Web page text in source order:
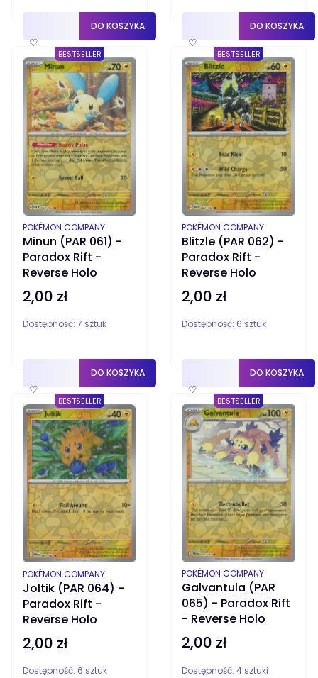
♡
DO KOSZYKA
♡
DO KOSZYKA
BESTSELLER
Minun (PAR 061) -
Paradox Rift -
Reverse Holo
PRODUCENT
POKÉMON COMPANY
Cena
2,00 zł
Dostępność: 7 sztuk
♡
DO KOSZYKA
BESTSELLER
Blitzle (PAR 062) -
Paradox Rift -
Reverse Holo
PRODUCENT
POKÉMON COMPANY
Cena
2,00 zł
Dostępność: 6 sztuk
♡
DO KOSZYKA
BESTSELLER
Joltik (PAR 064) -
Paradox Rift -
Reverse Holo
PRODUCENT
POKÉMON COMPANY
Cena
2,00 zł
Dostępność: 6 sztuk
BESTSELLER
Galvantula (PAR
065) - Paradox Rift
- Reverse Holo
PRODUCENT
POKÉMON COMPANY
Cena
2,00 zł
Dostępność: 4 sztuki